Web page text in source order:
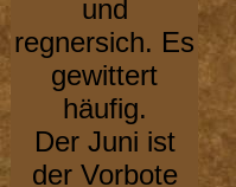
und
regnersich. Es
gewittert
häufig.
Der Juni ist
der Vorbote